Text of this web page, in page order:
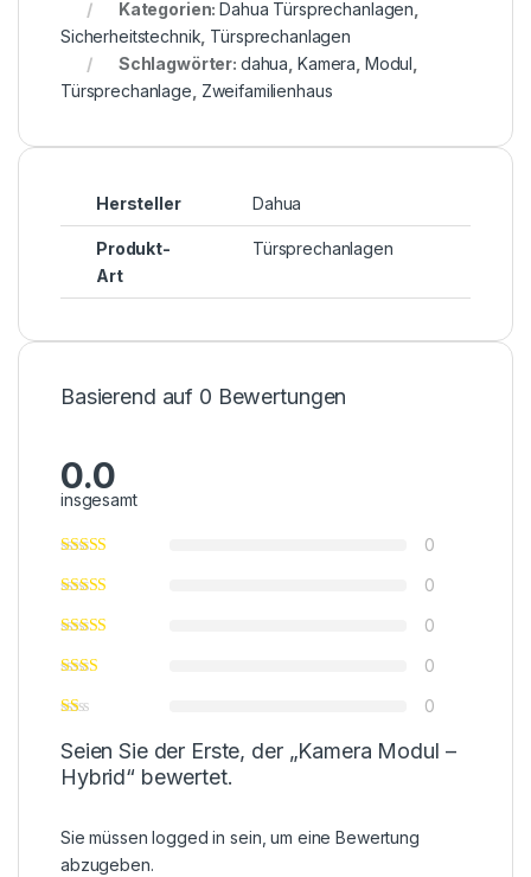
Kategorien:Dahua Türsprechanlagen
Sicherheitstechnik Türsprechanlagen
Schlagwörter: dahua Kamera Modul
Türsprechanlage Zweifamilienhaus
Hersteller Dahua
Produkt-
Art
Türsprechanlagen
Basierend auf 0 Bewertungen
0.0
insgesamt
0
0
0
0
0
Seien Sie der Erste, der „Kamera Modul –
Hybrid“ bewertet.
Sie müssenlogged in sein, um eine Bewertung
abzugeben.